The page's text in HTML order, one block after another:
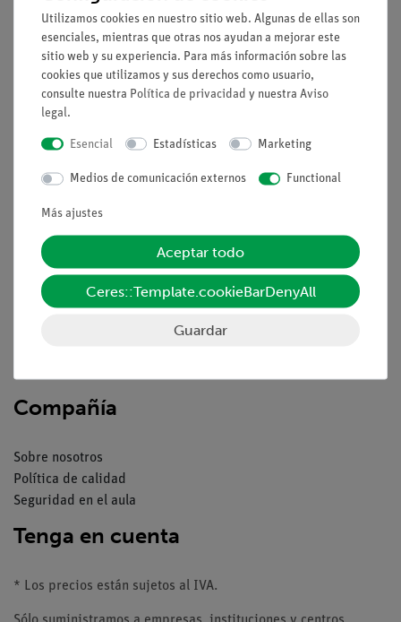
Nach oben
Aviso lega
Contacto
Declaración de privacidad
Servicio
Resumen del servicio
Descargas
Compañía
Sobre nosotros
Política de calidad
Seguridad en el aula
Tenga en cuenta
* Los precios están sujetos al IVA.
Utilizamos cookies en nuestro sitio web. Algunas de ellas son
esenciales, mientras que otras nos ayudan a mejorar este
sitio web y su experiencia. Para más información sobre las
cookies que utilizamos y sus derechos como usuario,
consulte nuestra Política de privacidad y nuestra Aviso
legal.
Esencial Estadísticas Marketing
Medios de comunicación externos Functional
Más ajustes
Aceptar todo
Ceres::Template.cookieBarDenyAll
Guardar